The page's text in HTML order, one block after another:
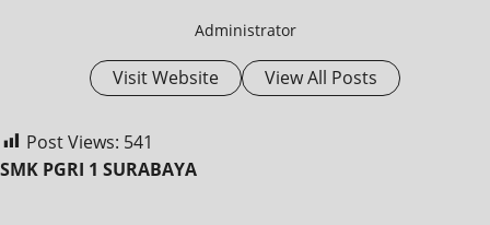
Administrator
Visit Website View All Posts
Post Views: 541
SMK PGRI 1 SURABAYA